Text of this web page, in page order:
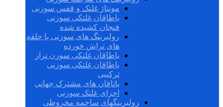
مونتاژ غلتک و قفس سوزنی
یاطاقان غلتکی سوزنی
فنجان کشیده شده
رولبرینگ های سوزنی با حلقه
های تراش خورده
یاطاقان غلتکی سوزن تراز
یاطاقان غلتکی سوزنی
ترکیبی
یاتاقان های مشترک جهانی
اجزای غلتک سوزنی
رولبرینگهای ساچمه مخروطی